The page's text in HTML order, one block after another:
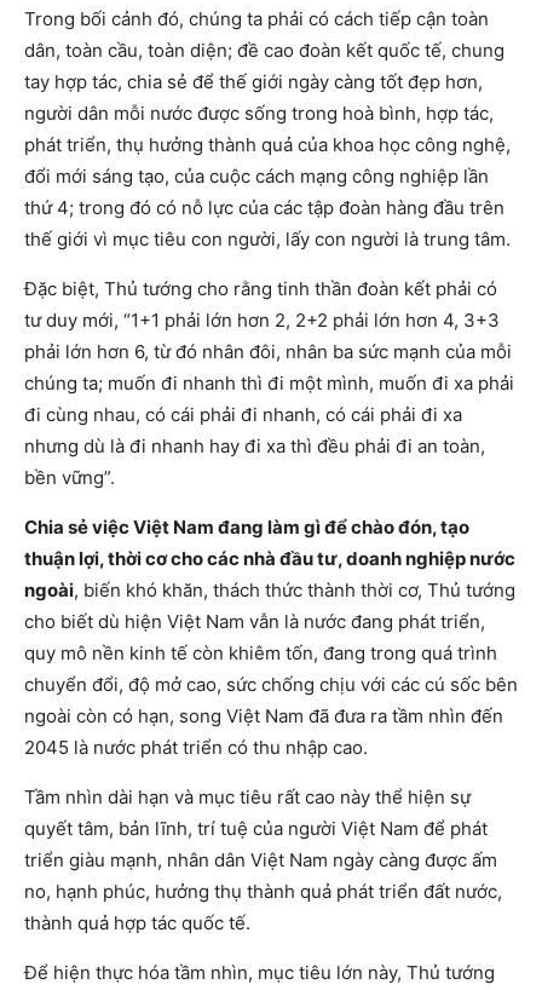
Trong bối cảnh đó, chúng ta phải có cách tiếp cận toàn
dân, toàn cầu, toàn diện; đề cao đoàn kết quốc tế, chung
tay hợp tác, chia sẻ để thế giới ngày càng tốt đẹp hơn,
người dân mỗi nước được sống trong hoà bình, hợp tác,
phát triển, thụ hưởng thành quả của khoa học công nghệ,
đổi mới sáng tạo, của cuộc cách mạng công nghiệp lần
thứ 4; trong đó có nỗ lực của các tập đoàn hàng đầu trên
thế giới vì mục tiêu con người, lấy con người là trung tâm.
Đặc biệt, Thủ tướng cho rằng tinh thần đoàn kết phải có
tư duy mới, “1+1 phải lớn hơn 2, 2+2 phải lớn hơn 4, 3+3
phải lớn hơn 6, từ đó nhân đôi, nhân ba sức mạnh của mỗi
chúng ta; muốn đi nhanh thì đi một mình, muốn đi xa phải
đi cùng nhau, có cái phải đi nhanh, có cái phải đi xa
nhưng dù là đi nhanh hay đi xa thì đều phải đi an toàn,
bền vững”.
Chia sẻ việc Việt Nam đang làm gì để chào đón, tạo
thuận lợi, thời cơ cho các nhà đầu tư, doanh nghiệp nước
ngoài, biến khó khăn, thách thức thành thời cơ, Thủ tướng
cho biết dù hiện Việt Nam vẫn là nước đang phát triển,
quy mô nền kinh tế còn khiêm tốn, đang trong quá trình
chuyển đổi, độ mở cao, sức chống chịu với các cú sốc bên
ngoài còn có hạn, song Việt Nam đã đưa ra tầm nhìn đến
2045 là nước phát triển có thu nhập cao.
Tầm nhìn dài hạn và mục tiêu rất cao này thể hiện sự
quyết tâm, bản lĩnh, trí tuệ của người Việt Nam để phát
triển giàu mạnh, nhân dân Việt Nam ngày càng được ấm
no, hạnh phúc, hưởng thụ thành quả phát triển đất nước,
thành quả hợp tác quốc tế.
Để hiện thực hóa tầm nhìn, mục tiêu lớn này, Thủ tướng